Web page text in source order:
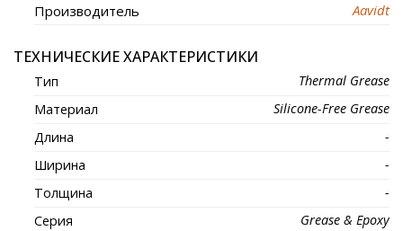
Производитель Aavidt
ТЕХНИЧЕСКИЕ ХАРАКТЕРИСТИКИ
Тип
Thermal Grease
Материал
Silicone-Free Grease
Длина
-
Ширина
-
Толщина
-
Серия
Grease & Epoxy